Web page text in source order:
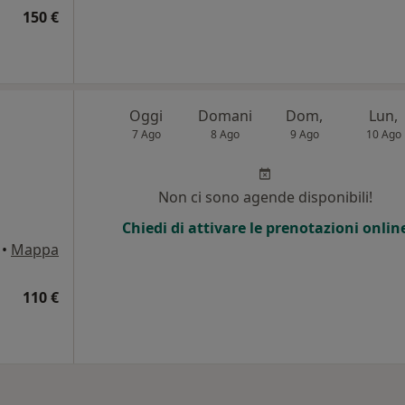
150 €
• Mappa
110 €
Oggi
7 Ago
Domani
8 Ago
Dom,
9 Ago
Lun,
10 Ago
Non ci sono agende disponibili!
Chiedi di attivare le prenotazioni